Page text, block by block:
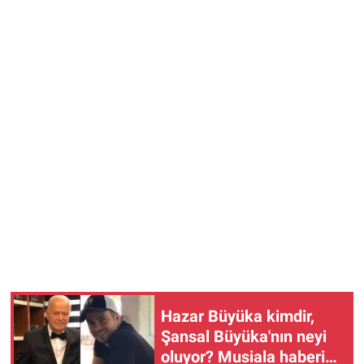
Hazar Büyüka kimdir,
Şansal Büyüka'nın neyi
oluyor? Musiala haberi